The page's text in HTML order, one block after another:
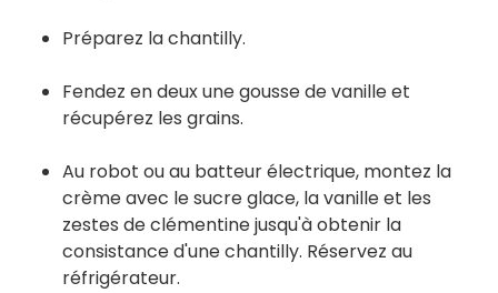
Préparez la chantilly.
Fendez en deux une gousse de vanille et
récupérez les grains.
Au robot ou au batteur électrique, montez la
crème avec le sucre glace, la vanille et les
zestes de clémentine jusqu'à obtenir la
consistance d'une chantilly. Réservez au
réfrigérateur.